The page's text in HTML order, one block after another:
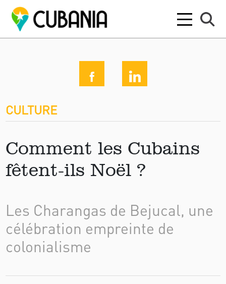
CULTURE
Comment les Cubains
fêtent-ils Noël ?
Les Charangas de Bejucal, une
célébration empreinte de
colonialisme